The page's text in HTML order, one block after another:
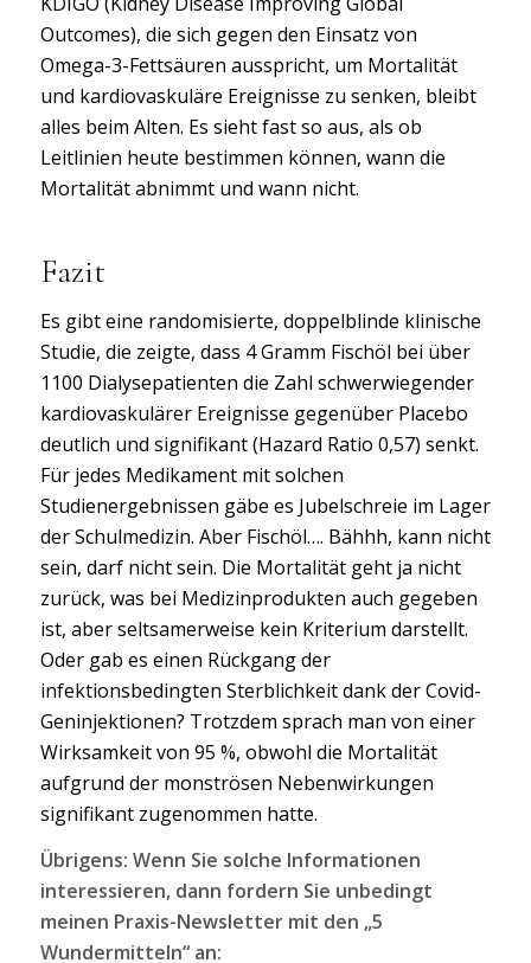
Outcomes), die sich gegen den Einsatz von
Omega-3-Fettsäuren ausspricht, um Mortalität
und kardiovaskuläre Ereignisse zu senken, bleibt
alles beim Alten. Es sieht fast so aus, als ob
Leitlinien heute bestimmen können, wann die
Mortalität abnimmt und wann nicht.
Fazit
Es gibt eine randomisierte, doppelblinde klinische
Studie, die zeigte, dass 4 Gramm Fischöl bei über
1100 Dialysepatienten die Zahl schwerwiegender
kardiovaskulärer Ereignisse gegenüber Placebo
deutlich und signifikant (Hazard Ratio 0,57) senkt.
Für jedes Medikament mit solchen
Studienergebnissen gäbe es Jubelschreie im Lager
der Schulmedizin. Aber Fischöl…. Bähhh, kann nicht
sein, darf nicht sein. Die Mortalität geht ja nicht
zurück, was bei Medizinprodukten auch gegeben
ist, aber seltsamerweise kein Kriterium darstellt.
Oder gab es einen Rückgang der
infektionsbedingten Sterblichkeit dank der Covid-
Geninjektionen? Trotzdem sprach man von einer
Wirksamkeit von 95 %, obwohl die Mortalität
aufgrund der monströsen Nebenwirkungen
signifikant zugenommen hatte.
Übrigens: Wenn Sie solche Informationen
interessieren, dann fordern Sie unbedingt
meinen Praxis-Newsletter mit den „5
Wundermitteln“ an: